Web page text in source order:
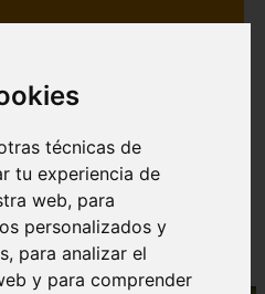
técnicas de
tu experiencia de
web, para
personalizados y
para analizar el
y para comprender